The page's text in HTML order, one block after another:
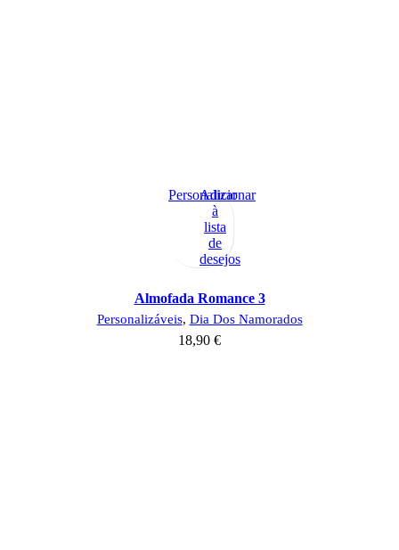
Personalizar
Adicionar
à
lista
de
desejos
Almofada Romance 3
Personalizáveis, Dia Dos Namorados
18,90 €